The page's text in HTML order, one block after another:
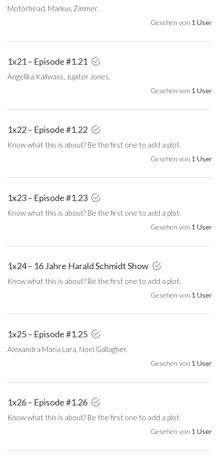
Motörhead, Markus Zimmer.
Gesehen von 1 User
1x21 – Episode #1.21
Angelika Kallwass, Jupiter Jones.
Gesehen von 1 User
1x22 – Episode #1.22
Know what this is about? Be the first one to add a plot.
Gesehen von 1 User
1x23 – Episode #1.23
Know what this is about? Be the first one to add a plot.
Gesehen von 1 User
1x24 – 16 Jahre Harald Schmidt Show
Know what this is about? Be the first one to add a plot.
Gesehen von 1 User
1x25 – Episode #1.25
Alexandra Maria Lara, Noel Gallagher.
Gesehen von 1 User
1x26 – Episode #1.26
Know what this is about? Be the first one to add a plot.
Gesehen von 1 User